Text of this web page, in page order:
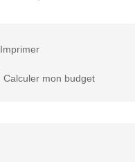
Imprimer
Calculer mon budget